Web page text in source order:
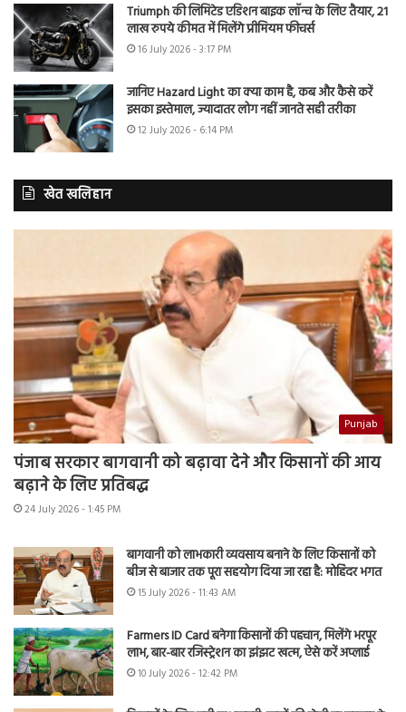
Triumph की लिमिटेड एडिशन बाइक लॉन्च के लिए तैयार, 21
लाख रुपये कीमत में मिलेंगे प्रीमियम फीचर्स
16 July 2026 - 3:17 PM
जानिए Hazard Light का क्या काम है, कब और कैसे करें
इसका इस्तेमाल, ज्यादातर लोग नहीं जानते सही तरीका
12 July 2026 - 6:14 PM
खेत खलिहान
Punjab
पंजाब सरकार बागवानी को बढ़ावा देने और किसानों की आय
बढ़ाने के लिए प्रतिबद्ध
24 July 2026 - 1:45 PM
बागवानी को लाभकारी व्यवसाय बनाने के लिए किसानों को
बीज से बाजार तक पूरा सहयोग दिया जा रहा है: मोहिंदर भगत
15 July 2026 - 11:43 AM
Farmers ID Card बनेगा किसानों की पहचान, मिलेंगे भरपूर
लाभ, बार-बार रजिस्ट्रेशन का झंझट खत्म, ऐसे करें अप्लाई
10 July 2026 - 12:42 PM